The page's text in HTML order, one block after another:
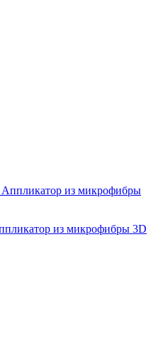
из микрофибры 3D